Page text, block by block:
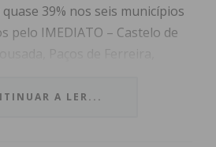
39% nos seis municípios
pelo IMEDIATO – Castelo de
A LER...